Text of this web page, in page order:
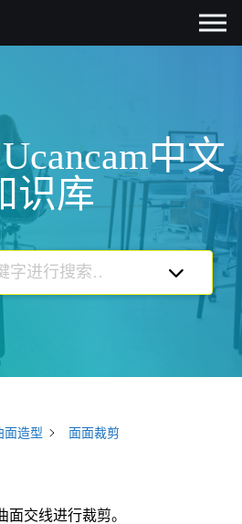
中文
识库
面造型 面面裁剪
交线进行裁剪。